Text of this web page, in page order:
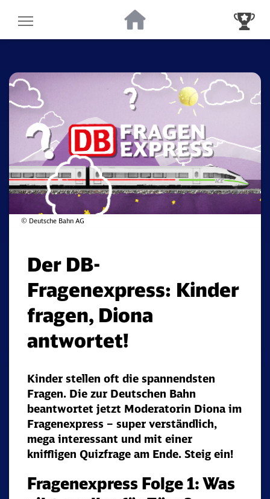
© Deutsche Bahn AG
Der DB-
Fragenexpress: Kinder
fragen, Diona
antwortet!
Kinder stellen oft die spannendsten
Fragen. Die zur Deutschen Bahn
beantwortet jetzt Moderatorin Diona im
Fragenexpress – super verständlich,
mega interessant und mit einer
kniffligen Quizfrage am Ende. Steig ein!
Fragenexpress Folge 1: Was